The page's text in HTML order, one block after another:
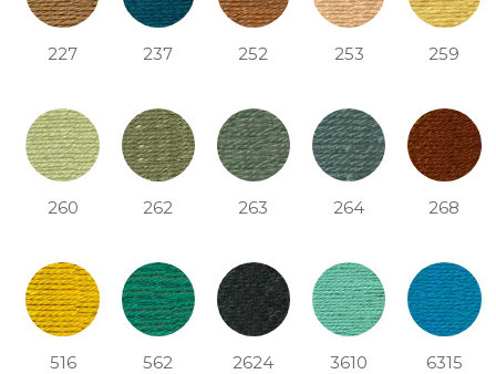
227 237 252 253 259
260 262 263 264 268
516 562 2624 3610 6315